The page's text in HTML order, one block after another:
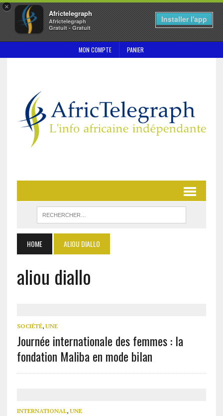
×
Africtelegraph
Africtelegraph
Gratuit - Gratuit
Installer l'app
MON COMPTE PANIER
HOME ALIOU DIALLO
aliou diallo
SOCIÉTÉ, UNE
Journée internationale des femmes : la
fondation Maliba en mode bilan
INTERNATIONAL, UNE